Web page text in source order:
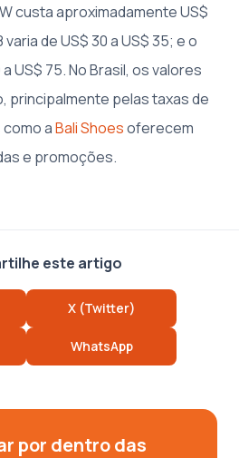
custa aproximadamente US$
de US$ 30 a US$ 35; e o
US$ 75. No Brasil, os valores
principalmente pelas taxas de
aBali Shoesoferecem
e promoções.
este artigo
X (Twitter)
WhatsApp
por dentro das